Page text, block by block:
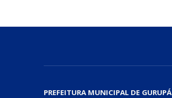
PREFEITURA MUNICIPAL DE GURUPÁ